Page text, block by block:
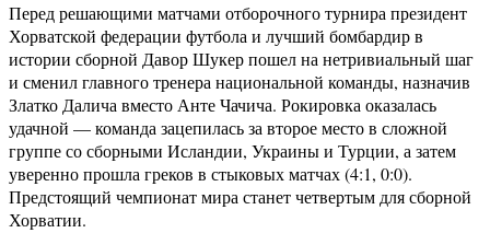
Перед решающими матчами отборочного турнира президент
Хорватской федерации футбола и лучший бомбардир в
истории сборной Давор Шукер пошел на нетривиальный шаг
и сменил главного тренера национальной команды, назначив
Златко Далича вместо Анте Чачича. Рокировка оказалась
удачной — команда зацепилась за второе место в сложной
группе со сборными Исландии, Украины и Турции, а затем
уверенно прошла греков в стыковых матчах (4:1, 0:0).
Предстоящий чемпионат мира станет четвертым для сборной
Хорватии.